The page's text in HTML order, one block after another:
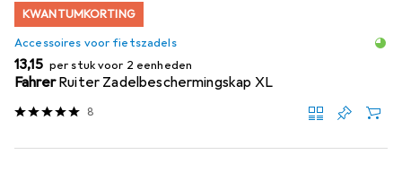
KWANTUMKORTING
Accessoires voor fietszadels
EUR
13,15 per stuk voor 2 eenheden
Fahrer Ruiter Zadelbeschermingskap XL
8